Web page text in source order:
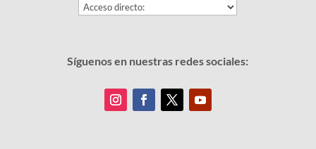
Síguenos en nuestras redes sociales: